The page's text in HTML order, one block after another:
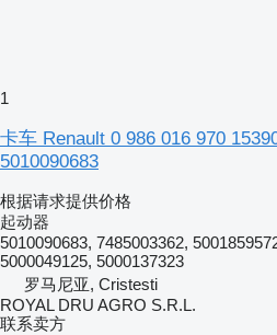
1
卡车 Renault 0 986 016 970
5010090683
根据请求提供价格
起动器
5010090683, 7485003362,
5000049125, 5000137323
罗马尼亚, Cristesti
ROYAL DRU AGRO S.R.L.
联系卖方